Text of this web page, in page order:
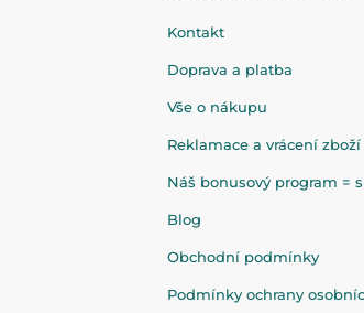
Kontakt
Doprava a platba
Vše o nákupu
Reklamace a vrácení zboží
Náš bonusový program =
Blog
Obchodní podmínky
Podmínky ochrany